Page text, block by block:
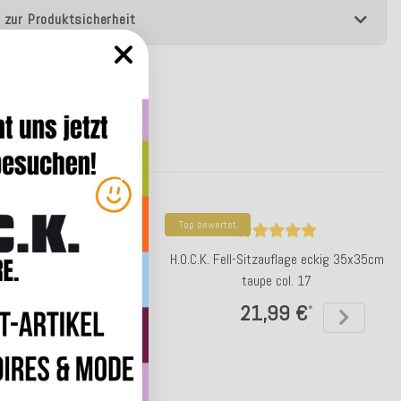
zur Produktsicherheit
rund Ø34cm ecru
21,99 €*
Top bewertet
H.O.C.K. Fell-Sitzauflage eckig 35x35cm
taupe col. 17
21,99 €*